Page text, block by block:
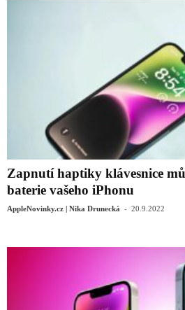
Zapnutí haptiky klávesnice
baterie vašeho iPhonu
AppleNovinky.cz | Nika Drunecká - 20.9.2022